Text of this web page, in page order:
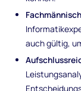
auch gültig,